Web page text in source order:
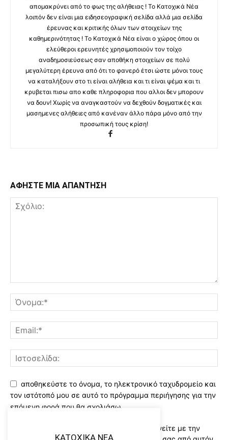
απομακρύνει από το φως της αλήθειας ! Το Κατοχικά Νέα
λοιπόν δεν είναι μια ειδησεογραφική σελίδα αλλά μια σελίδα
έρευνας και κριτικής όλων των στοιχείων της
καθημερινότητας ! Το Κατοχικά Νέα είναι ο χώρος όπου οι
ελεύθεροι ερευνητές χρησιμοποιούν τον τοίχο
αναδημοσιεύσεως σαν αποθήκη στοιχείων σε πολύ
μεγαλύτερη έρευνα από ότι το φανερό έτσι ώστε μόνοι τους
να καταλήξουν στο τι είναι αλήθεια και τι είναι ψέμα και τι
κρυβεται πισω απο καθε πληροφορια που αλλοι δεν μπορουν
να δουν! Χωρίς να αναγκαστούν να δεχθούν δογματικές και
μασημενες αλήθειες από κανέναν άλλο πάρα μόνο από την
προσωπική τους κρίση!
ΑΦΗΣΤΕ ΜΙΑ ΑΠΑΝΤΗΣΗ
αποθηκεύστε το όνομα, το ηλεκτρονικό ταχυδρομείο και
τον ιστότοπό μου σε αυτό το πρόγραμμα περιήγησης για την
επόμενη φορά που θα σχολιάσω.
Χρησιμοποιώντας αυτό το έντυπο συμφωνείτε με την
KATOXIKA NEA